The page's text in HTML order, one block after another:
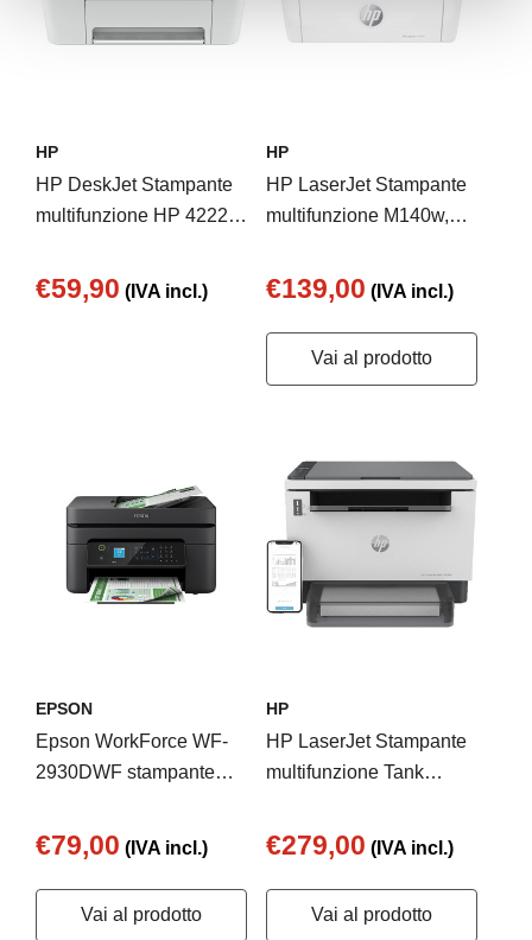
HP
HP DeskJet Stampante
multifunzione HP 4222e,
Casa, Stampa, copia,
scansione, HP+; Idoneo
€59,90 (IVA incl.)
HP
HP LaserJet Stampante
multifunzione M140w,
Stampante per Piccoli
uffici, Stampa, copia,
scansione, Scansione
verso e-mail; scansione
€139,00 (IVA incl.)
Vai al prodotto
EPSON
Epson WorkForce WF-
2930DWF stampante
d'inchiostro (stampa,
scansione, copia),
display LCD 3.7cm, ADF,
WiFi Direct, 3 mesi di
€79,00 (IVA incl.)
Vai al prodotto
HP
HP LaserJet Stampante
multifunzione Tank
Stampante per
Aziendale, Stampa,
copia, scansione,
Scansione verso e-mail;
€279,00 (IVA incl.)
Vai al prodotto